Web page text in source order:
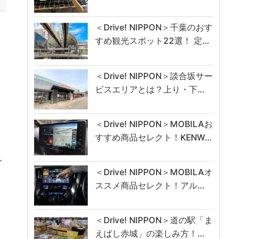
＜Drive! NIPPON＞千葉のおす
すめ観光スポット22選！ 定…
＜Drive! NIPPON＞談合坂サー
ビスエリアとは？上り・下…
＜Drive! NIPPON＞MOBILAお
すすめ商品セレクト！KENW…
＜Drive! NIPPON＞MOBILAオ
ススメ商品セレクト！アル…
＜Drive! NIPPON＞道の駅「ま
えばし赤城」の楽しみ方！…